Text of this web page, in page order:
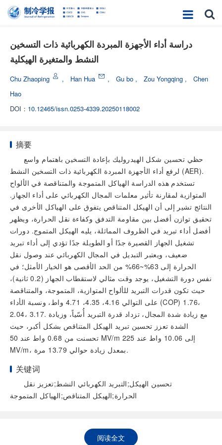
دراسة أداء الأجهزة المبردة الكهربائية ذات التسخين
النشط والمتغيرة الهيكلية
Chu Zhaoping , Han Hua , Gu bo , Zou Yongqing ,
Chen
Hao
DOI： 10.12465/issn.0253-4339.20250118002
摘要
حظي تحسين شكل الهيدروليك بإعادة التسخين باهتمام واسع
لرفع أداء الأجهزة المبردة الكهربائية ذات التسخين النشط (AER).
تستخدم هذه الدراسة الهياكل المتموجة والمتناقصة في الألواح
المتوازية لمقارنة تأثير معلمات المجال الكهربائي على أداء الجهاز.
النتائج تشير إلى أن الهيكل المتناقص يتفوق على الهياكل الأخرى في
تحقيق توازن أفضل بين مقاومة التدفق وكفاءة نقل الحرارة، ويظهر
أفضل أداء تبريد في الظروف المماثلة، يليه الهيكل المتموج. دورات
تشغيل الجهاز القصيرة جدًا أو الطويلة جدًا تؤدي إلى أداء تبريد
ضعيف، ويعتبر التبديل في المجال الكهربائي عند وصول نقل
الحرارة إلى 63%~66% من الحد الأقصى هو الخيار الأمثل؛ في
نفس دورة التشغيل، يوجد وقت مثالي لاستقطاب الجهاز (0.2 ثانية)،
حيث تكون قدرات التبريد للألواح المتوازية، المتموجة، والمتناقصة
على التوالي 4.16، 4.35، 4.71 واط، ونسبة الأداء (COP) 1.76،
2.04، 3.17. مع زيادة شدة المجال، تزداد قدرة التبريد أُسّياً، وزيادة
الشدة تعزز تحسين تبريد الهيكل المتناقص بشكل أكبر، حيث
تحسنت من 0.68 واط عند 50 MV/m إلى 10.06 واط عند 225
MV/m، بمعدل زيادة حوالي 13.79 مرة.
关键词
تحسين الهيكل;التبريد الكهربائي النشط;تعزيز نقل
الحرارة;الهيكل المتناقص;الهياكل المتموجة
阅读全文